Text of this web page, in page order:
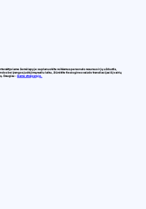
žemėlapyje: suplanuokite reikiamus personalo resursus ir jų užduotis,
bei įrangos judėjimą realiu laiku, žiūrėkite tiesiogines vaizdo transliacijas iš įvairių
Daugiau -šiame straipsnyje.